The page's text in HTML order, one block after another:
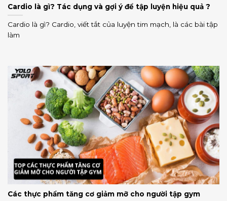
Cardio là gì? Tác dụng và gợi ý để tập luyện hiệu quả ?
Cardio là gì? Cardio, viết tắt của luyện tim mạch, là các bài tập
làm
Các thực phẩm tăng cơ giảm mỡ cho người tập gym